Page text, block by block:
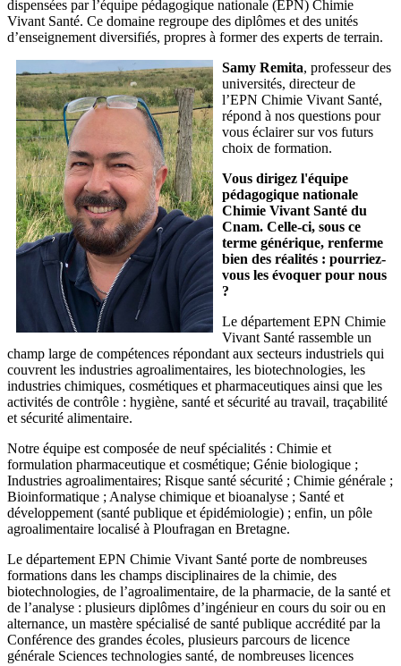
dispensées par l’équipe pédagogique nationale (EPN) Chimie
Vivant Santé. Ce domaine regroupe des diplômes et des unités
d’enseignement diversifiés, propres à former des experts de terrain.
Samy Remita, professeur des
universités, directeur de
l’EPN Chimie Vivant Santé,
répond à nos questions pour
vous éclairer sur vos futurs
choix de formation.
Vous dirigez l'équipe
pédagogique nationale
Chimie Vivant Santé du
Cnam. Celle-ci, sous ce
terme générique, renferme
bien des réalités : pourriez-
vous les évoquer pour nous
?
Le département EPN Chimie
Vivant Santé rassemble un
champ large de compétences répondant aux secteurs industriels qui
couvrent les industries agroalimentaires, les biotechnologies, les
industries chimiques, cosmétiques et pharmaceutiques ainsi que les
activités de contrôle : hygiène, santé et sécurité au travail, traçabilité
et sécurité alimentaire.
Notre équipe est composée de neuf spécialités : Chimie et
formulation pharmaceutique et cosmétique; Génie biologique ;
Industries agroalimentaires; Risque santé sécurité ; Chimie générale ;
Bioinformatique ; Analyse chimique et bioanalyse ; Santé et
développement (santé publique et épidémiologie) ; enfin, un pôle
agroalimentaire localisé à Ploufragan en Bretagne.
Le département EPN Chimie Vivant Santé porte de nombreuses
formations dans les champs disciplinaires de la chimie, des
biotechnologies, de l’agroalimentaire, de la pharmacie, de la santé et
de l’analyse : plusieurs diplômes d’ingénieur en cours du soir ou en
alternance, un mastère spécialisé de santé publique accrédité par la
Conférence des grandes écoles, plusieurs parcours de licence
générale Sciences technologies santé, de nombreuses licences